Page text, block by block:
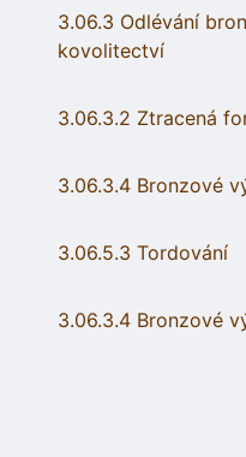
3.06.3 Odlévání
kovolitectví
3.06.3.2 Ztracená
3.06.3.4 Bronzové
3.06.5.3 Tordování
3.06.3.4 Bronzové